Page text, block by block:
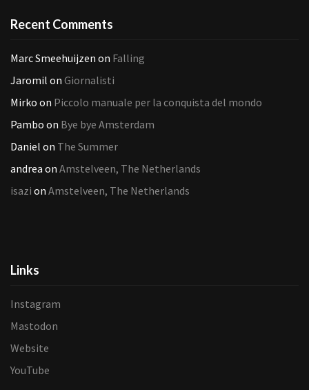
Recent Comments
Marc Smeehuijzen on Falling
Jaromil on Giornalisti
Mirko on Piccolo manuale per la conquista del mondo
Pambo on Bye bye Amsterdam
Daniel on The Summer
andrea on Amstelveen, The Netherlands
isazi on Amstelveen, The Netherlands
Links
Instagram
Mastodon
Website
YouTube